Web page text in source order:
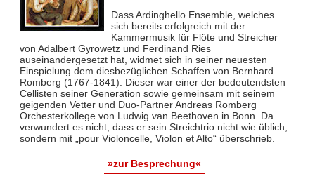
Dass Ardinghello Ensemble, welches
sich bereits erfolgreich mit der
Kammermusik für Flöte und Streicher
von Adalbert Gyrowetz und Ferdinand Ries
auseinandergesetzt hat, widmet sich in seiner neuesten
Einspielung dem diesbezüglichen Schaffen von Bernhard
Romberg (1767-1841). Dieser war einer der bedeutendsten
Cellisten seiner Generation sowie gemeinsam mit seinem
geigenden Vetter und Duo-Partner Andreas Romberg
Orchesterkollege von Ludwig van Beethoven in Bonn. Da
verwundert es nicht, dass er sein Streichtrio nicht wie üblich,
sondern mit „pour Violoncelle, Violon et Alto“ überschrieb.
»zur Besprechung«